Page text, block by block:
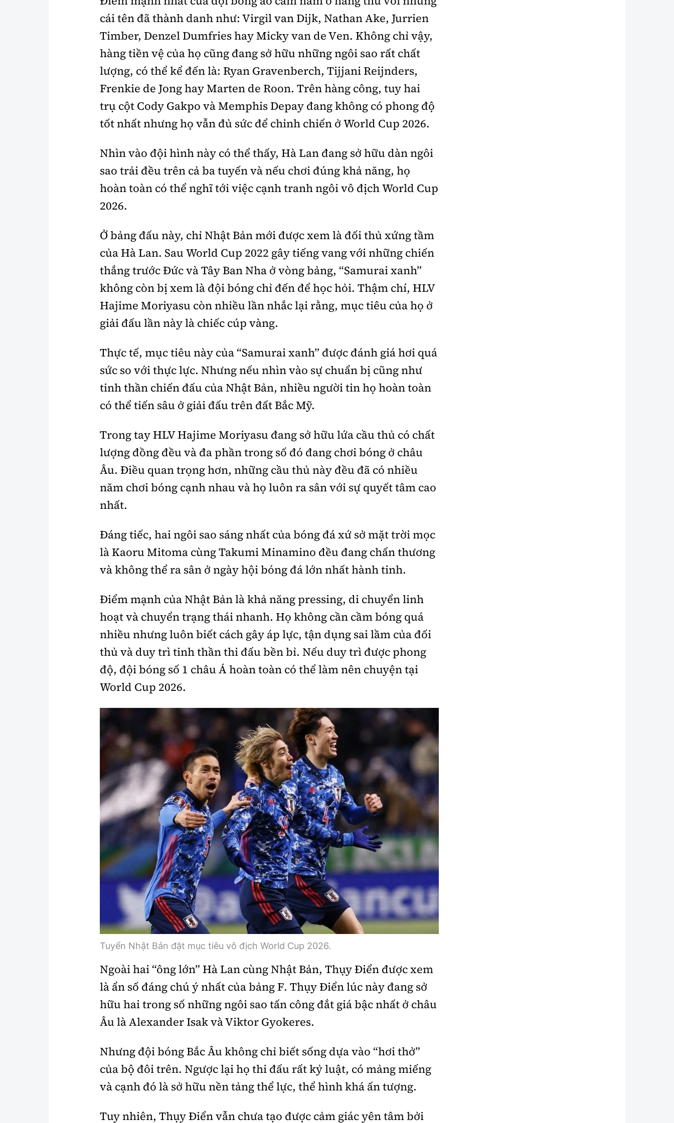
cái tên đã thành danh như: Virgil van Dijk, Nathan Ake, Jurrien
Timber, Denzel Dumfries hay Micky van de Ven. Không chỉ vậy,
hàng tiền vệ của họ cũng đang sở hữu những ngôi sao rất chất
lượng, có thể kể đến là: Ryan Gravenberch, Tijjani Reijnders,
Frenkie de Jong hay Marten de Roon. Trên hàng công, tuy hai
trụ cột Cody Gakpo và Memphis Depay đang không có phong độ
tốt nhất nhưng họ vẫn đủ sức để chinh chiến ở World Cup 2026.
Nhìn vào đội hình này có thể thấy, Hà Lan đang sở hữu dàn ngôi
sao trải đều trên cả ba tuyến và nếu chơi đúng khả năng, họ
hoàn toàn có thể nghĩ tới việc cạnh tranh ngôi vô địch World Cup
2026.
Ở bảng đấu này, chỉ Nhật Bản mới được xem là đối thủ xứng tầm
của Hà Lan. Sau World Cup 2022 gây tiếng vang với những chiến
thắng trước Đức và Tây Ban Nha ở vòng bảng, “Samurai xanh”
không còn bị xem là đội bóng chỉ đến để học hỏi. Thậm chí, HLV
Hajime Moriyasu còn nhiều lần nhắc lại rằng, mục tiêu của họ ở
giải đấu lần này là chiếc cúp vàng.
Thực tế, mục tiêu này của “Samurai xanh” được đánh giá hơi quá
sức so với thực lực. Nhưng nếu nhìn vào sự chuẩn bị cũng như
tinh thần chiến đấu của Nhật Bản, nhiều người tin họ hoàn toàn
có thể tiến sâu ở giải đấu trên đất Bắc Mỹ.
Trong tay HLV Hajime Moriyasu đang sở hữu lứa cầu thủ có chất
lượng đồng đều và đa phần trong số đó đang chơi bóng ở châu
Âu. Điều quan trọng hơn, những cầu thủ này đều đã có nhiều
năm chơi bóng cạnh nhau và họ luôn ra sân với sự quyết tâm cao
nhất.
Đáng tiếc, hai ngôi sao sáng nhất của bóng đá xứ sở mặt trời mọc
là Kaoru Mitoma cùng Takumi Minamino đều đang chấn thương
và không thể ra sân ở ngày hội bóng đá lớn nhất hành tinh.
Điểm mạnh của Nhật Bản là khả năng pressing, di chuyển linh
hoạt và chuyển trạng thái nhanh. Họ không cần cầm bóng quá
nhiều nhưng luôn biết cách gây áp lực, tận dụng sai lầm của đối
thủ và duy trì tinh thần thi đấu bền bỉ. Nếu duy trì được phong
độ, đội bóng số 1 châu Á hoàn toàn có thể làm nên chuyện tại
World Cup 2026.
Tuyển Nhật Bản đặt mục tiêu vô địch World Cup 2026.
Ngoài hai “ông lớn” Hà Lan cùng Nhật Bản, Thụy Điển được xem
là ẩn số đáng chú ý nhất của bảng F. Thụy Điển lúc này đang sở
hữu hai trong số những ngôi sao tấn công đắt giá bậc nhất ở châu
Âu là Alexander Isak và Viktor Gyokeres.
Nhưng đội bóng Bắc Âu không chỉ biết sống dựa vào “hơi thở”
của bộ đôi trên. Ngược lại họ thi đấu rất kỷ luật, có mảng miếng
và cạnh đó là sở hữu nền tảng thể lực, thể hình khá ấn tượng.
Tuy nhiên, Thụy Điển vẫn chưa tạo được cảm giác yên tâm bởi